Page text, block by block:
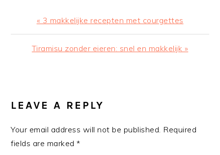
Previous
Post:
« 3 makkelijke recepten met courgettes
Next
Tiramisu zonder eieren: snel en makkelijk »
INTERACTIONS
LEAVE A REPLY
Your email address will not be published. Required
fields are marked*